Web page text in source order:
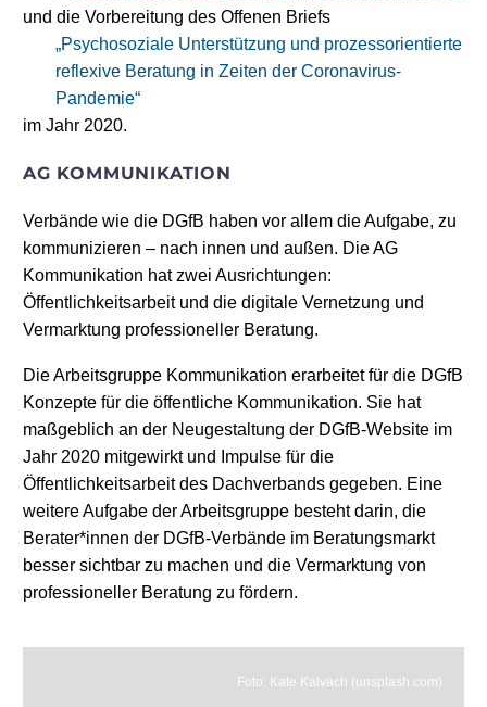
und die Vorbereitung des Offenen Briefs
„Psychosoziale Unterstützung und prozessorientierte
reflexive Beratung in Zeiten der Coronavirus-
Pandemie“
im Jahr 2020.
AG KOMMUNIKATION
Verbände wie die DGfB haben vor allem die Aufgabe, zu
kommunizieren – nach innen und außen. Die AG
Kommunikation hat zwei Ausrichtungen:
Öffentlichkeitsarbeit und die digitale Vernetzung und
Vermarktung professioneller Beratung.
Die Arbeitsgruppe Kommunikation erarbeitet für die DGfB
Konzepte für die öffentliche Kommunikation. Sie hat
maßgeblich an der Neugestaltung der DGfB-Website im
Jahr 2020 mitgewirkt und Impulse für die
Öffentlichkeitsarbeit des Dachverbands gegeben. Eine
weitere Aufgabe der Arbeitsgruppe besteht darin, die
Berater*innen der DGfB-Verbände im Beratungsmarkt
besser sichtbar zu machen und die Vermarktung von
professioneller Beratung zu fördern.
Foto: Kate Kalvach (unsplash.com)